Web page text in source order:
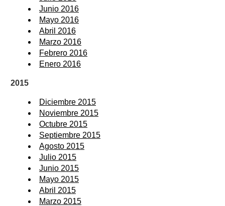
Junio 2016
Mayo 2016
Abril 2016
Marzo 2016
Febrero 2016
Enero 2016
2015
Diciembre 2015
Noviembre 2015
Octubre 2015
Septiembre 2015
Agosto 2015
Julio 2015
Junio 2015
Mayo 2015
Abril 2015
Marzo 2015